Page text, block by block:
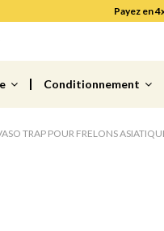
Payez en
Conditionnement
TRAP POUR FRELONS